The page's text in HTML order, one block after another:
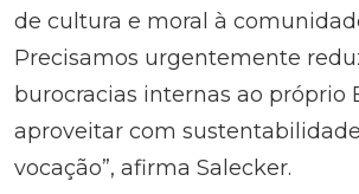
de cultura e moral à
Precisamos urgentemente
burocracias internas ao próprio
aproveitar com
vocação”, afirma Salecker.